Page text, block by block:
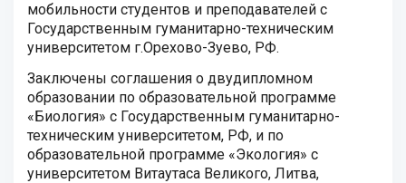
мобильности студентов и преподавателей с
Государственным гуманитарно-техническим
университетом г.Орехово-Зуево, РФ.
Заключены соглашения о двудипломном
образовании по образовательной программе
«Биология» с Государственным гуманитарно-
техническим университетом, РФ, и по
образовательной программе «Экология» с
университетом Витаутаса Великого, Литва,